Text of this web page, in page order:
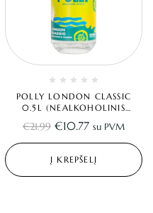
POLLY LONDON CLASSIC
0.5L (NEALKOHOLINIS
DŽINAS)
€21.99 €10.77 su PVM
Į KREPŠELĮ